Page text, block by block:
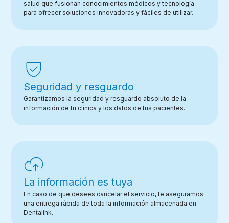
salud que fusionan conocimientos médicos y tecnología
para ofrecer soluciones innovadoras y fáciles de utilizar.
Seguridad y resguardo
Garantizamos la seguridad y resguardo absoluto de la
información de tu clínica y los datos de tus pacientes.
La información es tuya
En caso de que desees cancelar el servicio, te aseguramos
una entrega rápida de toda la información almacenada en
Dentalink.